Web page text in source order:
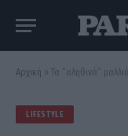
Αρχική » Τα “αληθινά”
LIFESTYLE